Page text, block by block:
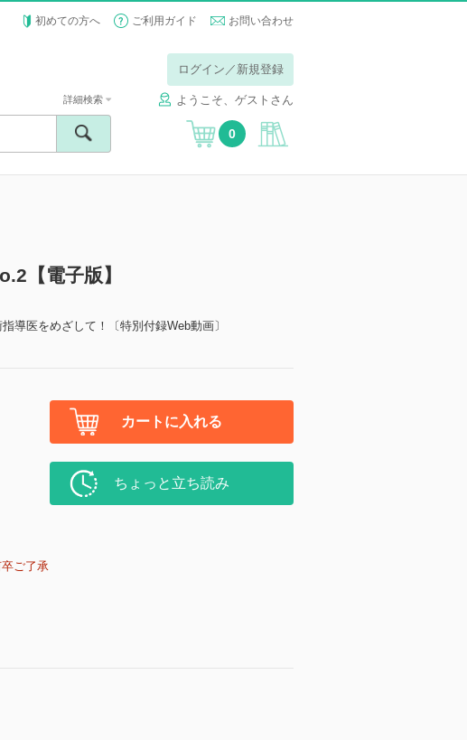
初めての方へ ご利用ガイド お問い合わせ
ログイン／新規登録
ようこそ、ゲストさん
詳細検索
0
【電子版】
医をめざして！〔特別付録Web動画〕
ご了承
カートに入れる
ちょっと立ち読み